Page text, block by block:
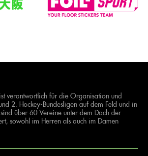
verantwortlich für die Organisation und
2. Hockey-Bundesligen auf dem Feld und in
über 60 Vereine unter dem Dach der
sowohl im Herren als auch im Damen